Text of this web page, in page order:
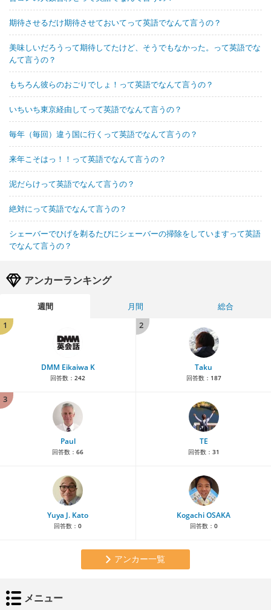
期待させるだけ期待させておいてって英語でなんて言うの？
美味しいだろうって期待してたけど、そうでもなかった。って英語でな
んて言うの？
もちろん彼らのおごりでしょ！って英語でなんて言うの？
いちいち東京経由してって英語でなんて言うの？
毎年（毎回）違う国に行くって英語でなんて言うの？
来年こそはっ！！って英語でなんて言うの？
泥だらけって英語でなんて言うの？
絶対にって英語でなんて言うの？
シェーバーでひげを剃るたびにシェーバーの掃除をしていますって英語
でなんて言うの？
アンカーランキング
週間 月間
総合
1
DMM Eikaiwa K
回答数： 242
2
Taku
回答数： 187
3
Paul
回答数： 66
TE
回答数： 31
Yuya J. Kato
回答数： 0
Kogachi OSAKA
回答数： 0
アンカー一覧
メニュー